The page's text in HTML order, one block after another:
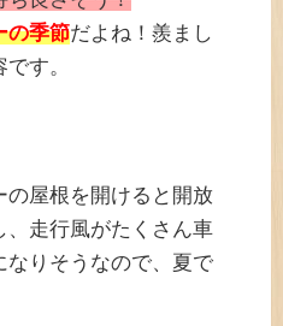
の季節だよね！羨まし
す。
の屋根を開けると開放
、走行風がたくさん車
なりそうなので、夏で